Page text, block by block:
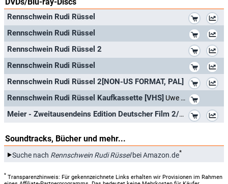
Rennschwein Rudi Rüssel
Rennschwein Rudi Rüssel
Rennschwein Rudi Rüssel 2
Rennschwein Rudi Rüssel
Rennschwein Rudi Rüssel 2[NON-US FORMAT, PAL]
Rennschwein Rudi Rüssel Kaufkassette [VHS] Uwe Timm
Meier - Zweitausendeins Edition Deutscher Film 2/1985.
Soundtracks, Bücher und mehr...
Suche nach Rennschwein Rudi Rüsselbei Amazon.de*
* Transparenzhinweis: Für gekennzeichnete Links erhalten wir Provisionen im Rahmen